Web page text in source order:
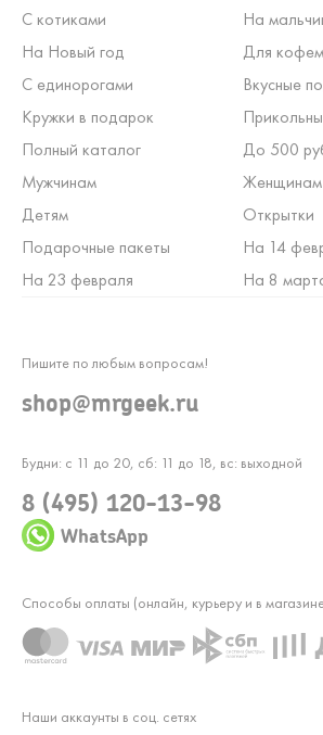
С котиками
На
На Новый год
Для
С единорогами
Вкусные
Кружки в подарок
Полный каталог
До 500
Мужчинам
Женщинам
Детям
Открытки
Подарочные пакеты
На 14
На 23 февраля
На 8
Будни: с 11 до 20, сб: 11 до 18, вс: выходной
8 (495) 120-13-98
WhatsApp
Пишите по любым вопросам!
shop@mrgeek.ru
Наши аккаунты в соц. сетях
Способы оплаты (онлайн, курьеру и в